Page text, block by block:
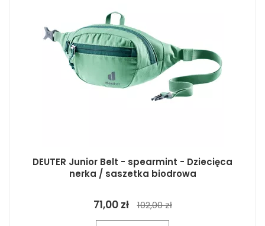
DEUTER Junior Belt - spearmint - Dziecięca
nerka / saszetka biodrowa
71,00 zł 102,00 zł